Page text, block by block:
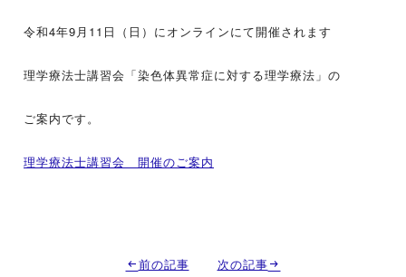
令和4年9月11日（日）にオンラインにて開催されます
理学療法士講習会「染色体異常症に対する理学療法」の
ご案内です。
理学療法士講習会 開催のご案内
前の記事 次の記事